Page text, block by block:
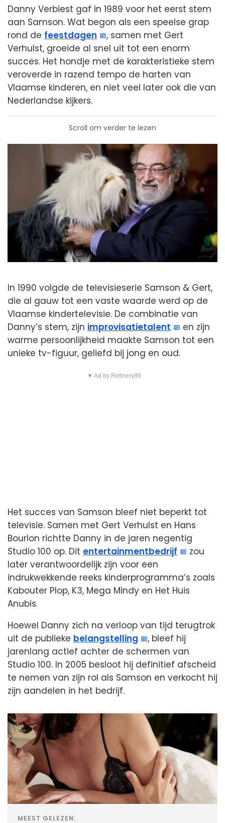
Danny Verbiest gaf in 1989 voor het eerst stem
aan Samson. Wat begon als een speelse grap
rond de feestdagen
, samen met Gert
Verhulst, groeide al snel uit tot een enorm
succes. Het hondje met de karakteristieke stem
veroverde in razend tempo de harten van
Vlaamse kinderen, en niet veel later ook die van
Nederlandse kijkers.
Scroll om verder te lezen
In 1990 volgde de televisieserie Samson & Gert,
die al gauw tot een vaste waarde werd op de
Vlaamse kindertelevisie. De combinatie van
Danny’s stem, zijn improvisatietalent
en zijn
warme persoonlijkheid maakte Samson tot een
unieke tv-figuur, geliefd bij jong en oud.
▼ Ad by Refinery89
Het succes van Samson bleef niet beperkt tot
televisie. Samen met Gert Verhulst en Hans
Bourlon richtte Danny in de jaren negentig
Studio 100 op. Dit entertainmentbedrijf
zou
later verantwoordelijk zijn voor een
indrukwekkende reeks kinderprogramma’s zoals
Kabouter Plop, K3, Mega Mindy en Het Huis
Anubis.
Hoewel Danny zich na verloop van tijd terugtrok
uit de publieke belangstelling
, bleef hij
jarenlang actief achter de schermen van
Studio 100. In 2005 besloot hij definitief afscheid
te nemen van zijn rol als Samson en verkocht hij
zijn aandelen in het bedrijf.
MEEST GELEZEN: